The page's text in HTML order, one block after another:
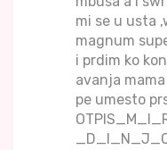
mi se u usta
magnum
i prdim ko
avanja
pe umesto